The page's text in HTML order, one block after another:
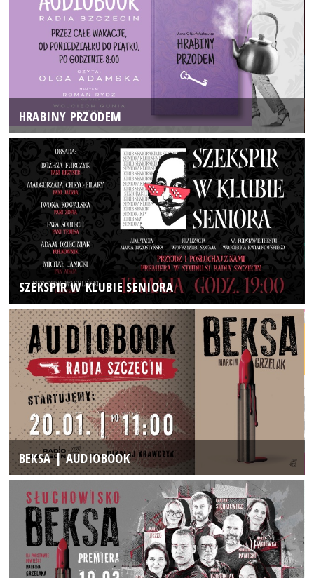
HRABINY PRZODEM
SZEKSPIR W KLUBIE SENIORA
BEKSA | AUDIOBOOK